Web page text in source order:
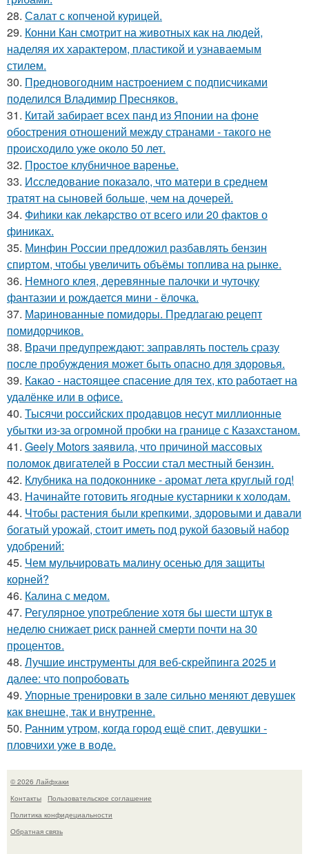
28. Сaлат с копченой курицей.
29. Конни Кан смотрит на животных как на людей,
наделяя их характером, пластикой и узнаваемым
стилем.
30. Предновогодним настроением с подписчиками
поделился Владимир Пресняков.
31. Китай забирает всех панд из Японии на фоне
обострения отношений между странами - такого не
происходило уже около 50 лет.
32. Простое клубничное варенье.
33. Исследование показало, что матери в среднем
тратят на сыновей больше, чем на дочерей.
34. Фиhики как лekapство от всего или 20 фактов о
финиках.
35. Минфин России предложил разбавлять бензин
спиртом, чтобы увеличить объёмы топлива на рынке.
36. Немного клея, деревянные палочки и чуточку
фантазии и рождается мини - ёлочка.
37. Маринованные помидоры. Предлагаю рецепт
помидорчиков.
38. Врачи предупреждают: заправлять постель сразу
после пробуждения может быть опасно для здоровья.
39. Какао - настоящее спасение для тех, кто работает на
удалёнке или в офисе.
40. Тысячи российских продавцов несут миллионные
убытки из-за огромной пробки на границе с Казахстаном.
41. Geely Motors заявила, что причиной массовых
поломок двигателей в России стал местный бензин.
42. Клубника на подоконнике - аромат лета круглый год!
43. Начинайте готовить ягодные кустарники к холодам.
44. Чтобы растения были крепкими, здоровыми и давали
богатый урожай, стоит иметь под рукой базовый набор
удобрений:
45. Чем мульчировать малину осенью для защиты
корней?
46. Калина с медом.
47. Регулярное употребление хотя бы шести штук в
неделю снижает риск ранней смерти почти на 30
процентов.
48. Лучшие инструменты для веб-скрейпинга 2025 и
далее: что попробовать
49. Упорные тренировки в зале сильно меняют девушек
как внешне, так и внутренне.
50. Ранним утром, когда город ещё спит, девушки -
пловчихи уже в воде.
© 2026 Лайфхаки
Контакты
Пользовательское соглашение
Политика конфидециальности
Обратная связь